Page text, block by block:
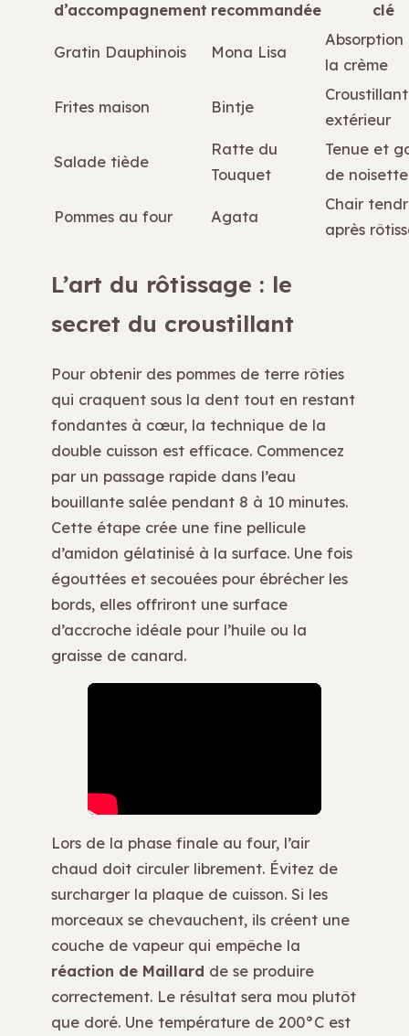
d’accompagnement recommandée clé
Gratin Dauphinois Mona Lisa
Absorption
la crème
Frites maison Bintje
Croustillant
extérieur
Salade tiède
Ratte du
Touquet
Tenue et
de noisette
Pommes au four Agata
Chair
après
L’art du rôtissage : le
secret du croustillant
Pour obtenir des pommes de terre rôties
qui craquent sous la dent tout en restant
fondantes à cœur, la technique de la
double cuisson est efficace. Commencez
par un passage rapide dans l’eau
bouillante salée pendant 8 à 10 minutes.
Cette étape crée une fine pellicule
d’amidon gélatinisé à la surface. Une fois
égouttées et secouées pour ébrécher les
bords, elles offriront une surface
d’accroche idéale pour l’huile ou la
graisse de canard.
Lors de la phase finale au four, l’air
chaud doit circuler librement. Évitez de
surcharger la plaque de cuisson. Si les
morceaux se chevauchent, ils créent une
couche de vapeur qui empêche la
réaction de Maillard de se produire
correctement. Le résultat sera mou plutôt
que doré. Une température de 200°C est